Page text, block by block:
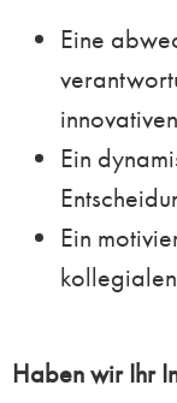
Eine
Ein
Ein
Haben wir Ihr